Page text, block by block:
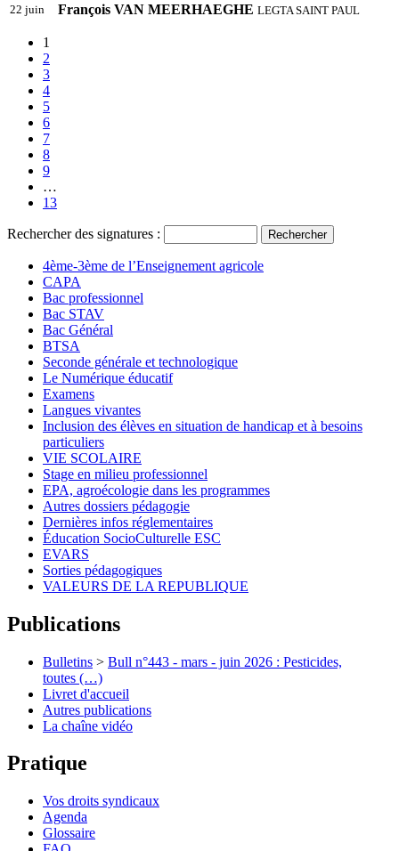
22 juin
François VAN MEERHAEGHE LEGTA SAINT PAUL
1
2
3
4
5
6
7
8
9
…
13
Rechercher des signatures :
4ème-3ème de l’Enseignement agricole
CAPA
Bac professionnel
Bac STAV
Bac Général
BTSA
Seconde générale et technologique
Le Numérique éducatif
Examens
Langues vivantes
Inclusion des élèves en situation de handicap et à besoins
particuliers
VIE SCOLAIRE
Stage en milieu professionnel
EPA, agroécologie dans les programmes
Autres dossiers pédagogie
Dernières infos réglementaires
Éducation SocioCulturelle ESC
EVARS
Sorties pédagogiques
VALEURS DE LA REPUBLIQUE
Publications
Bulletins > Bull n°443 - mars - juin 2026 : Pesticides,
toutes (…)
Livret d'accueil
Autres publications
La chaîne vidéo
Pratique
Vos droits syndicaux
Agenda
Glossaire